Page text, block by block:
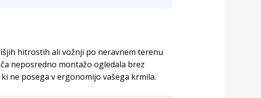
hitrostih ali vožnji po neravnem terenu
neposredno montažo ogledala brez
ne posega v ergonomijo vašega krmila.